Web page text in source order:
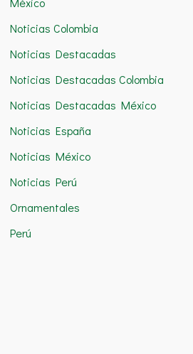
Noticias Colombia
Noticias Destacadas
Noticias Destacadas Colombia
Noticias Destacadas México
Noticias España
Noticias México
Noticias Perú
Ornamentales
Perú